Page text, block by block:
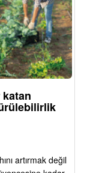
katan
artırmak değil